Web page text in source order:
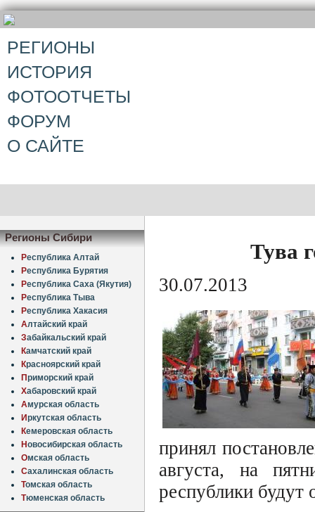
РЕГИОНЫ
ИСТОРИЯ
ФОТООТЧЕТЫ
ФОРУМ
О САЙТЕ
Регионы Сибири
Республика Алтай
Республика Бурятия
Республика Саха (Якутия)
Республика Тыва
Республика Хакасия
Алтайский край
Забайкальский край
Камчатский край
Красноярский край
Приморский край
Хабаровский край
Амурская область
Иркутская область
Кемеровская область
Новосибирская область
Омская область
Сахалинская область
Томская область
Тюменская область
Тува
30.07.2013
принял
августа, на
республики будут